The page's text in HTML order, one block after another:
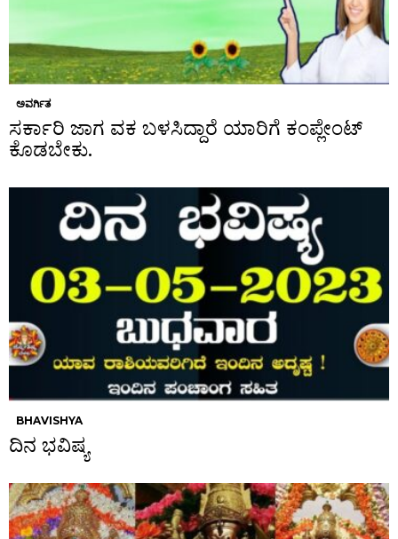
ಅವರ್ಗಿತ
ಸರ್ಕಾರಿ ಜಾಗ ವಕ ಬಳಸಿದ್ದಾರೆ ಯಾರಿಗೆ ಕಂಪ್ಲೇಂಟ್
ಕೊಡಬೇಕು.
BHAVISHYA
ದಿನ ಭವಿಷ್ಯ